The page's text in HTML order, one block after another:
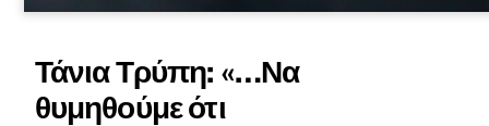
Τάνια Τρύπη: «…Να
θυμηθούμε ότι